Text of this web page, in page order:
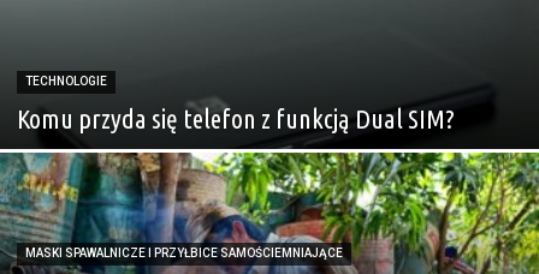
TECHNOLOGIE
Komu przyda się telefon z funkcją Dual SIM?
MASKI SPAWALNICZE I PRZYŁBICE SAMOŚCIEMNIAJĄCE